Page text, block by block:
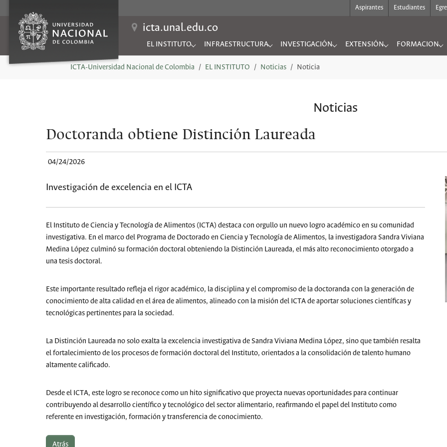
Aspirantes Estudiantes
icta.unal.edu.co
EL INSTITUTO
Submenu for "EL INSTITUTO"
INFRAESTRUCTURA
Submenu for "INFRAESTRUCTURA"
INVESTIGACIÓN
Submenu for "INVESTIGACIÓN"
EXTENSIÓN
Submenu for "EXTENSIÓN"
FORMACION
Submenu for
You are here:
ICTA-Universidad Nacional de Colombia
EL INSTITUTO Noticias Noticia
Noticias
Doctoranda obtiene Distinción Laureada
04/24/2026
Investigación de excelencia en el ICTA
El Instituto de Ciencia y Tecnología de Alimentos (ICTA) destaca con orgullo un nuevo logro académico en su comunidad
investigativa. En el marco del Programa de Doctorado en Ciencia y Tecnología de Alimentos, la investigadora Sandra Viviana
Medina López culminó su formación doctoral obteniendo la Distinción Laureada, el más alto reconocimiento otorgado a
una tesis doctoral.
Este importante resultado refleja el rigor académico, la disciplina y el compromiso de la doctoranda con la generación de
conocimiento de alta calidad en el área de alimentos, alineado con la misión del ICTA de aportar soluciones científicas y
tecnológicas pertinentes para la sociedad.
La Distinción Laureada no solo exalta la excelencia investigativa de Sandra Viviana Medina López, sino que también resalta
el fortalecimiento de los procesos de formación doctoral del Instituto, orientados a la consolidación de talento humano
altamente calificado.
Desde el ICTA, este logro se reconoce como un hito significativo que proyecta nuevas oportunidades para continuar
contribuyendo al desarrollo científico y tecnológico del sector alimentario, reafirmando el papel del Instituto como
referente en investigación, formación y transferencia de conocimiento.
Atrás